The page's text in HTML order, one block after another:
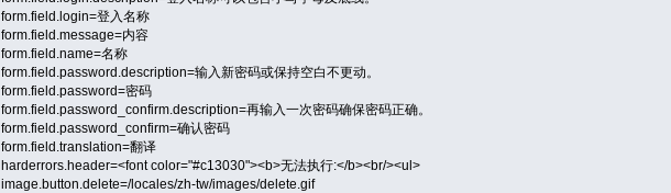
form.field.login=登入名称
form.field.message=内容
form.field.name=名称
form.field.password.description=输入新密码或保持空白不更动。
form.field.password=密码
form.field.password_confirm.description=再输入一次密码确保密码正确。
form.field.password_confirm=确认密码
form.field.translation=翻译
harderrors.header=<font color="#c13030"><b>无法执行:</b><br/><ul>
image.button.delete=/locales/zh-tw/images/delete.gif